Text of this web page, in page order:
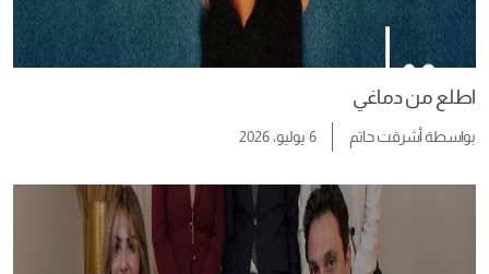
اطلع من دماغي
بواسطةأشرقت حاتم 6 يوليو، 2026